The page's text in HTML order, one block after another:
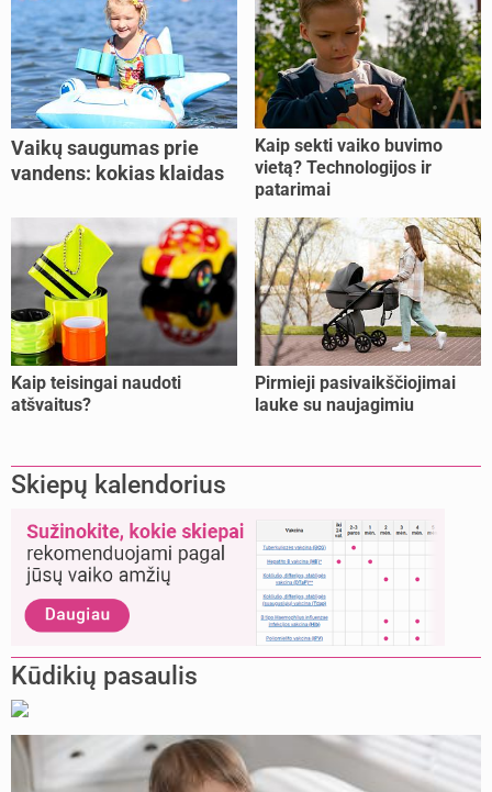
Vaikų saugumas prie
vandens: kokias klaidas
Kaip sekti vaiko buvimo
vietą? Technologijos ir
patarimai
Kaip teisingai naudoti
atšvaitus?
Pirmieji pasivaikščiojimai
lauke su naujagimiu
Skiepų kalendorius
Kūdikių pasaulis